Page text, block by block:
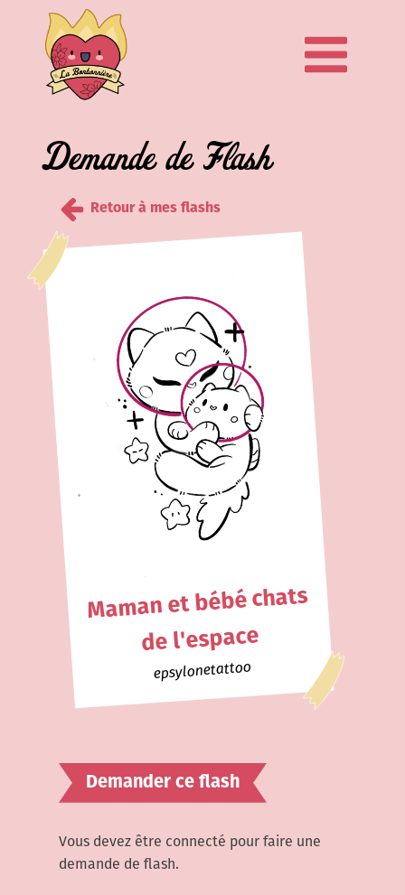
Demande de Flash
Retour à mes flashs
Maman et bébé chats
de l'espace
epsylonetattoo
Demander ce flash
Vous devez être connecté pour faire une
demande de flash.